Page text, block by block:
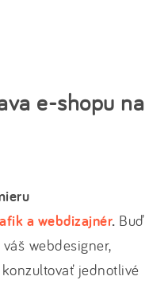
e-shopu na
a webdizajnér. Buď
webdesigner,
jednotlivé